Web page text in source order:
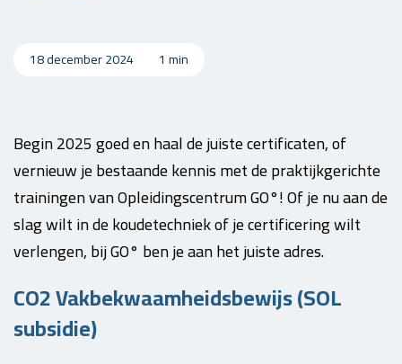
18 december 2024 1 min
Begin 2025 goed en haal de juiste certificaten, of
vernieuw je bestaande kennis met de praktijkgerichte
trainingen van Opleidingscentrum GO°! Of je nu aan de
slag wilt in de koudetechniek of je certificering wilt
verlengen, bij GO° ben je aan het juiste adres.
CO2 Vakbekwaamheidsbewijs (SOL
subsidie)